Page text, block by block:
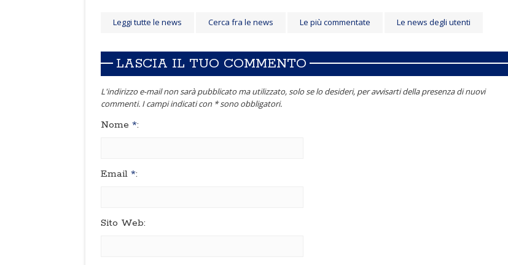
Leggi tutte le news Cerca fra le news Le più commentate Le news degli utenti
LASCIA IL TUO COMMENTO
L'indirizzo e-mail non sarà pubblicato ma utilizzato, solo se lo desideri, per avvisarti della presenza di nuovi
commenti. I campi indicati con * sono obbligatori.
Nome *:
Email *:
Sito Web: